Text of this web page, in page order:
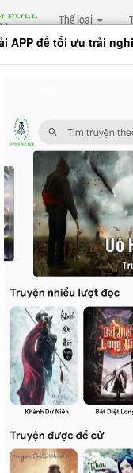
Thể loại
Nhân Vật Chính Cầu Ta Cố
TA
có tác dụng tiết
3 chương sau sẽ
chương 100 và mua 4
APP để tối ưu trải